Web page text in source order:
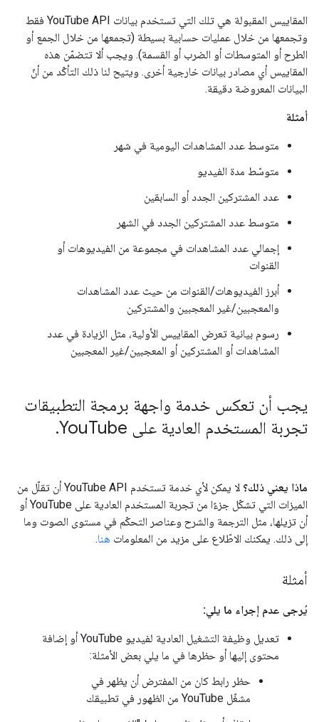
المقاييس المقبولة هي تلك التي تستخدم بيانات YouTube API فقط
وتجمعها من خلال عمليات حسابية بسيطة (تجمعها من خلال الجمع أو
الطرح أو المتوسطات أو الضرب أو القسمة). ويجب ألا تتضمّن هذه
المقاييس أي مصادر بيانات خارجية أخرى. ويتيح لنا ذلك التأكّد من أنّ
البيانات المعروضة دقيقة.
أمثلة
متوسط عدد المشاهدات اليومية في شهر
متوسّط مدة الفيديو
عدد المشتركين الجدد أو السابقين
متوسط عدد المشتركين الجدد في الشهر
إجمالي عدد المشاهدات في مجموعة من الفيديوهات أو
القنوات
أبرز الفيديوهات/القنوات من حيث عدد المشاهدات
والمعجبين/غير المعجبين والمشتركين
رسوم بيانية تعرض المقاييس الأولية، مثل الزيادة في عدد
المشاهدات أو المشتركين أو المعجبين/غير المعجبين
يجب أن تعكس خدمة واجهة برمجة التطبيقات
تجربة المستخدم العادية على You Tube
.
ماذا يعني ذلك؟
لا يمكن لأي خدمة تستخدم YouTube API أن تقلّل من
الميزات التي تشكّل جزءًا من تجربة المستخدم العادية على YouTube أو
أن تزيلها، مثل الترجمة والشرح وعناصر التحكّم في مستوى الصوت وما
إلى ذلك. يمكنك الاطّلاع على مزيد من المعلومات هنا.
أمثلة
يُرجى عدم إجراء ما يلي:
تعديل وظيفة التشغيل العادية لفيديو YouTube أو إضافة
محتوى إليها أو حظرها في ما يلي بعض الأمثلة:
حظر رابط كان من المفترض أن يظهر في
مشغّل YouTube من الظهور في تطبيقك